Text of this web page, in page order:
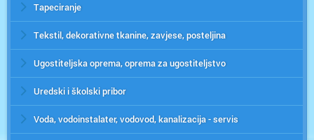
Tapeciranje
Tekstil, dekorativne tkanine, zavjese, posteljina
Ugostiteljska oprema, oprema za ugostiteljstvo
Uredski i školski pribor
Voda, vodoinstalater, vodovod, kanalizacija - servis